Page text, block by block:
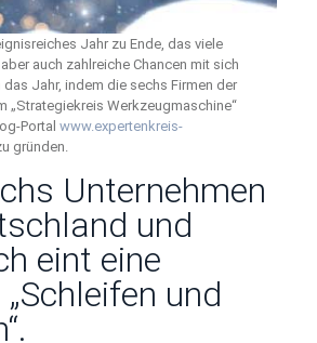
Jahr zu Ende, das viele
auch zahlreiche Chancen mit sich
das Jahr, indem die sechs Firmen der
„Strategiekreis Werkzeugmaschine“
Portal www.expertenkreis-
gründen.
Unternehmen
und
eint eine
und